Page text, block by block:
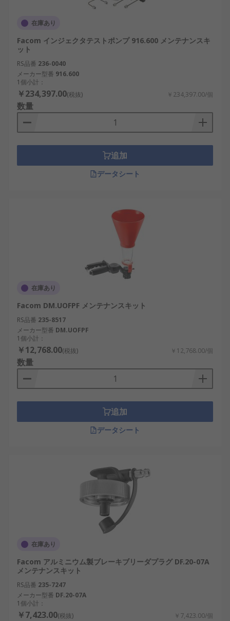
在庫あり
Facom インジェクタテストポンプ 916.600 メンテナンスキ
ット
RS品番 236-0040
メーカー型番 916.600
1個小計：
￥234,397.00(税抜) ￥234,397.00/個
数量
追加
データシート
在庫あり
Facom DM.UOFPF メンテナンスキット
RS品番 235-8517
メーカー型番 DM.UOFPF
1個小計：
￥12,768.00(税抜) ￥12,768.00/個
数量
追加
データシート
在庫あり
Facom アルミニウム製ブレーキブリーダプラグ DF.20-07A
メンテナンスキット
RS品番 235-7247
メーカー型番 DF.20-07A
1個小計：
￥7,423.00(税抜) ￥7,423.00/個